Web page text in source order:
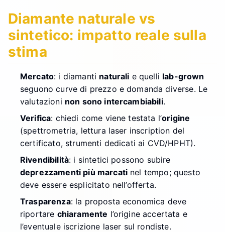
Diamante naturale vs
sintetico: impatto reale sulla
stima
Mercato: i diamanti naturali e quelli lab-grown
seguono curve di prezzo e domanda diverse. Le
valutazioni non sono intercambiabili.
Verifica: chiedi come viene testata l’origine
(spettrometria, lettura laser inscription del
certificato, strumenti dedicati ai CVD/HPHT).
Rivendibilità: i sintetici possono subire
deprezzamenti più marcati nel tempo; questo
deve essere esplicitato nell’offerta.
Trasparenza: la proposta economica deve
riportare chiaramente l’origine accertata e
l’eventuale iscrizione laser sul rondiste.